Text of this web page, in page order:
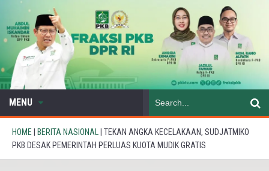
MENU
HOME BERITA NASIONAL TEKAN ANGKA KECELAKAAN, SUDJATMIKO
PKB DESAK PEMERINTAH PERLUAS KUOTA MUDIK GRATIS